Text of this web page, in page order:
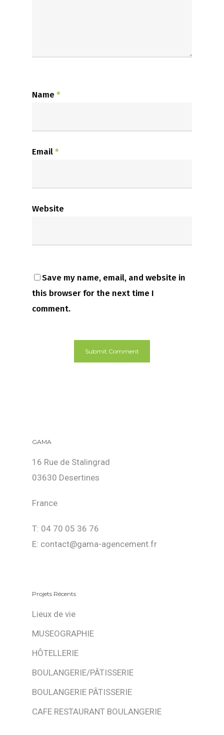
Name *
Email*
Website
Save my name, email, and website in
this browser for the next time I
comment.
GAMA
16 Rue de Stalingrad
03630 Desertines
France
T: 04 70 05 36 76
E: contact@gama-agencement.fr
Projets Récents
Lieux de vie
MUSEOGRAPHIE
HÔTELLERIE
BOULANGERIE/PÂTISSERIE
BOULANGERIE PÂTISSERIE
CAFE RESTAURANT BOULANGERIE